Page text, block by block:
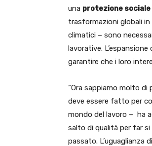
una protezione sociale
trasformazioni globali
climatici – sono
lavorative.
garantire che i loro
”Ora sappiamo molto di
deve essere fatto per
mondo del lavoro – ha
salto di qualità per far
passato. L’uguaglianza